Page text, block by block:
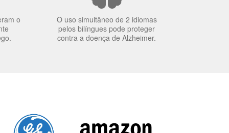
o
O uso simultâneo de 2 idiomas
pelos bilíngues pode proteger
contra a doença de Alzheimer.